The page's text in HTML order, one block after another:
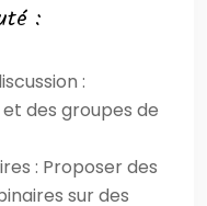
:
:
des groupes de
: Proposer des
sur des